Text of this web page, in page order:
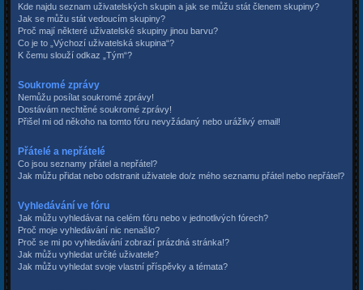
Kde najdu seznam uživatelských skupin a jak se můžu stát členem skupiny?
Jak se můžu stát vedoucím skupiny?
Proč mají některé uživatelské skupiny jinou barvu?
Co je to „Výchozí uživatelská skupina“?
K čemu slouží odkaz „Tým“?
Soukromé zprávy
Nemůžu posílat soukromé zprávy!
Dostávám nechtěné soukromé zprávy!
Přišel mi od někoho na tomto fóru nevyžádaný nebo urážlivý email!
Přátelé a nepřátelé
Co jsou seznamy přátel a nepřátel?
Jak můžu přidat nebo odstranit uživatele do/z mého seznamu přátel nebo nepřátel?
Vyhledávání ve fóru
Jak můžu vyhledávat na celém fóru nebo v jednotlivých fórech?
Proč moje vyhledávání nic nenašlo?
Proč se mi po vyhledávání zobrazí prázdná stránka!?
Jak můžu vyhledat určité uživatele?
Jak můžu vyhledat svoje vlastní příspěvky a témata?